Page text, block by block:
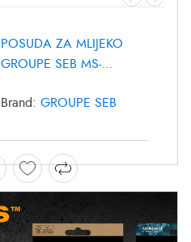
POSUDA ZA MLIJEKO
GROUPE SEB MS-
Brand:GROUPE SEB